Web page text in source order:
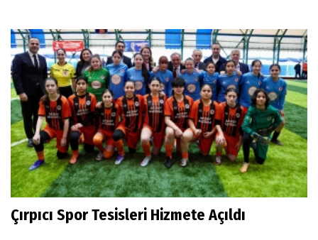
Çırpıcı Spor Tesisleri Hizmete Açıldı